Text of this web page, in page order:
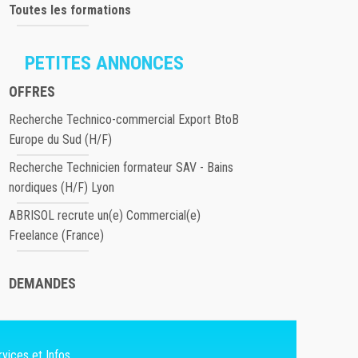
Toutes les formations
PETITES ANNONCES
OFFRES
Recherche Technico-commercial Export BtoB
Europe du Sud (H/F)
Recherche Technicien formateur SAV - Bains
nordiques (H/F) Lyon
ABRISOL recrute un(e) Commercial(e)
Freelance (France)
DEMANDES